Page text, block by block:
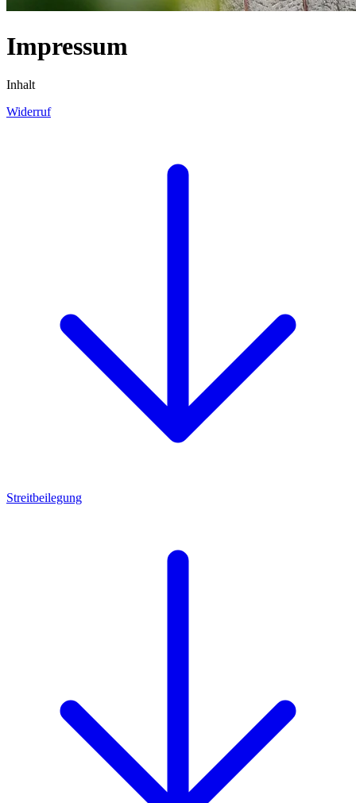
Impressum
Inhalt
Widerruf
Streitbeilegung